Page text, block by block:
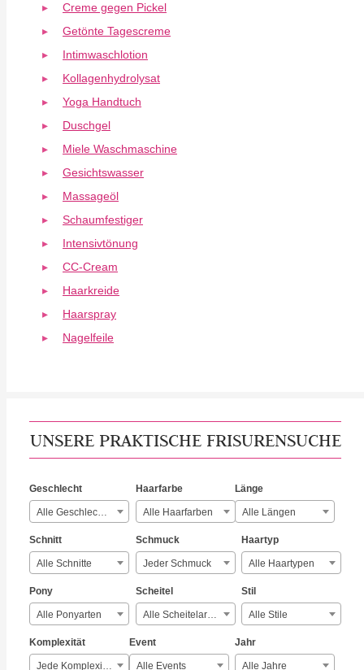
Creme gegen Pickel
Getönte Tagescreme
Intimwaschlotion
Kollagenhydrolysat
Yoga Handtuch
Duschgel
Miele Waschmaschine
Gesichtswasser
Massageöl
Schaumfestiger
Intensivtönung
CC-Cream
Haarkreide
Haarspray
Nagelfeile
UNSERE PRAKTISCHE FRISURENSUCHE
Geschlecht
Alle Geschlechter
Haarfarbe
Alle Haarfarben
Länge
Alle Längen
Schnitt
Alle Schnitte
Schmuck
Jeder Schmuck
Haartyp
Alle Haartypen
Pony
Alle Ponyarten
Scheitel
Alle Scheitelarten
Stil
Alle Stile
Komplexität
Jede Komplexität
Event
Alle Events
Jahr
Alle Jahre